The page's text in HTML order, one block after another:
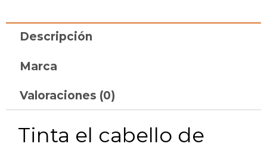
Descripción
Marca
Valoraciones (0)
Tinta el cabello de